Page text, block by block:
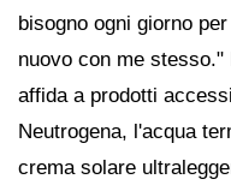
bisogno ogni giorno
nuovo con me
affida a prodotti
Neutrogena, l'acqua
crema solare